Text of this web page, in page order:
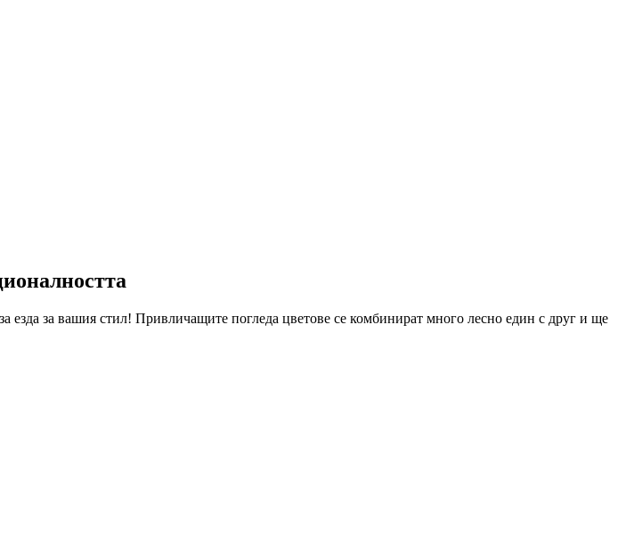
езда за вашия стил! Привличащите погледа цветове се комбинират много лесно един с друг и ще